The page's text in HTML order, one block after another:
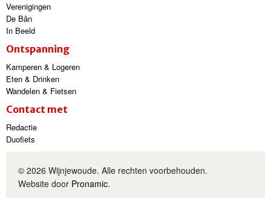
Verenigingen
De Bân
In Beeld
Ontspanning
Kamperen & Logeren
Eten & Drinken
Wandelen & Fietsen
Contact met
Redactie
Duofiets
© 2026 Wijnjewoude. Alle rechten voorbehouden.
Website door Pronamic.